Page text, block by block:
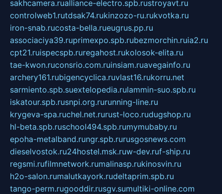
sakhcamera.rualliance-electro.spb.rustroyavt.ru
controlweb1.rutdsak74.rukinzozo-ru.rukvotka.ru
iron-snab.rucosta-bella.rueugrus.pp.ru
associaciya39.ruprimexpo.spb.rubezmorchin.ruia2.ru
cpt21.ruispecspb.ruregahost.rukolosok-elita.ru
tae-kwon.ruconsrio.com.ruinsiam.ruavegainfo.ru
archery161.rubigencyclica.ruvlast16.rukorru.net
sarmiento.spb.suextelopedia.rulammin-suo.spb.ru
iskatour.spb.rusnpi.org.rurunning-line.ru
krygeva-spa.ruchel.net.rurust-loco.rudugshop.ru
hl-beta.spb.ruschool494.spb.rumymubaby.ru
epoha-metalband.rungr.spb.rurusgosnews.com
dieselvostok.ru24hostel.msk.ruw-dev.ruf-ship.ru
regsmi.rufilmnetwork.rumalinasp.rukinosvin.ru
h2o-salon.rumalutkayork.rudeltaprim.spb.ru
tango-perm.rugooddir.rusgv.sumultiki-online.com